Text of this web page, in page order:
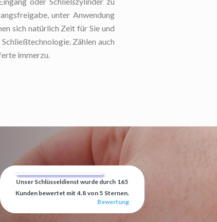
unter Anwendung
sich natürlich Zeit für Sie und
Zählen auch
immerzu.
Unser Schlüsseldienst wurde durch 165
Kunden bewertet mit 4.8 von 5 Sternen.
Bewertung